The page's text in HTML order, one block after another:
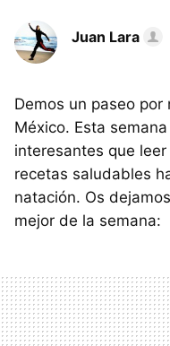
Juan Lara
Demos un paseo
México. Esta
interesantes que leer
recetas saludables
natación. Os
mejor de la semana: